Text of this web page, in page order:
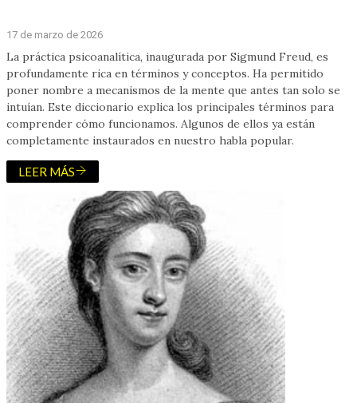
17 de marzo de 2026
La práctica psicoanalítica, inaugurada por Sigmund Freud, es
profundamente rica en términos y conceptos. Ha permitido
poner nombre a mecanismos de la mente que antes tan solo se
intuían. Este diccionario explica los principales términos para
comprender cómo funcionamos. Algunos de ellos ya están
completamente instaurados en nuestro habla popular.
LEER MÁS